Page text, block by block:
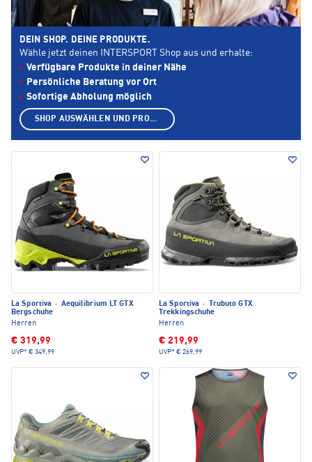
La Sportiva · Aequilibrium LT GTX
Bergschuhe
Herren
€ 319,99
UVP* € 349,99
La Sportiva ·
Trubuto GTX
Trekkingschuhe
Herren
€ 219,99
UVP* € 269,99
DEIN SHOP. DEINE PRODUKTE.
Wähle jetzt deinen INTERSPORT Shop aus und erhalte:
Verfügbare Produkte in deiner Nähe
Persönliche Beratung vor Ort
Sofortige Abholung möglich
SHOP AUSWÄHLEN UND PRODUKTE ANZEIGEN